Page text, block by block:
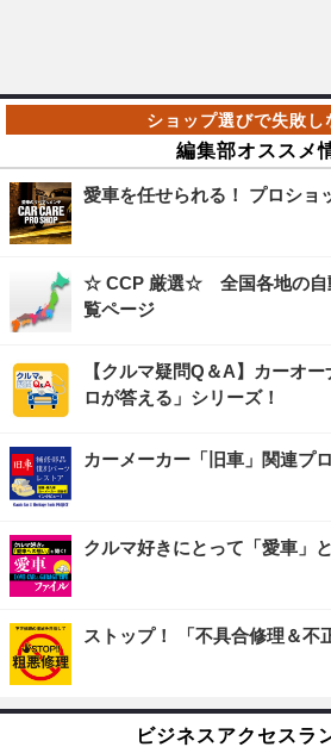
編集部オススメ
愛車を任せられる！ プロショ
☆ CCP 厳選☆ 全国各地の自
覧ページ
【クルマ疑問Q＆A】カーオ
ロが答える」シリーズ！
カーメーカー「旧車」関連プ
クルマ好きにとって「愛車」
ストップ！ 「不具合修理＆不
ビジネスアクセスラ